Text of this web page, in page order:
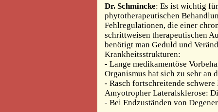
Dr. Schmincke: Es ist wichtig
phytotherapeutischen
Fehlregulationen, die einer
schrittweisen therapeutischen
benötigt man Geduld und
Krankheitsstrukturen:
- Lange medikamentöse
Organismus hat sich zu sehr an
- Rasch fortschreitende
Amyotropher Lateralsklerose:
- Bei Endzuständen von